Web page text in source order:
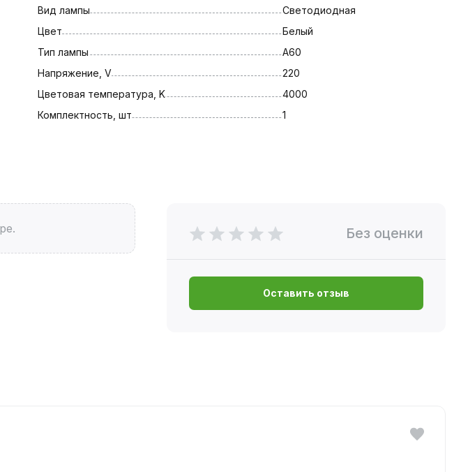
Вид лампы
Светодиодная
Цвет
Белый
Тип лампы
А60
Напряжение, V
220
Цветовая температура, K
4000
Комплектность, шт
1
Без оценки
Оставить отзыв